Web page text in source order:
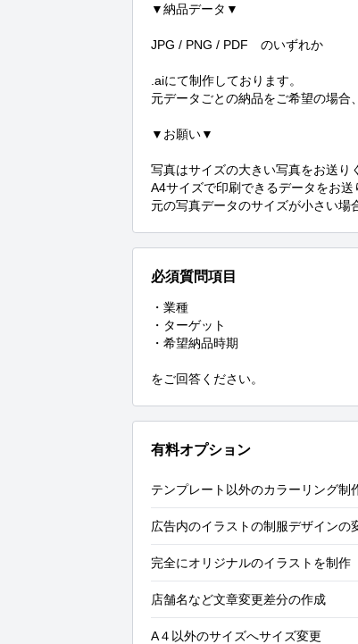
▼納品データ▼
JPG / PNG / PDF　のいずれか
.aiにて制作しております。
元データごとの納品をご希望の場合
▼お願い▼
写真はサイズの大きい写真をお送り
A4サイズで印刷できるデータをお送
元の写真データのサイズが小さい場
必須質問項目
・業種
・ターゲット
・希望納品時期
をご回答ください。
有料オプション
テンプレート以外のカラーリング制
広告内のイラストの制服デザインの
完全にオリジナルのイラストを制作
店舗名など文章変更差分の作成
A４以外のサイズへサイズ変更